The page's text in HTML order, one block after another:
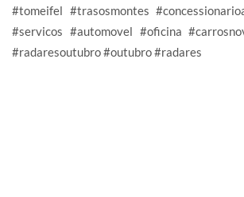
#tomeifel #trasosmontes
#servicos #automovel #oficina
#radaresoutubro #outubro #radares